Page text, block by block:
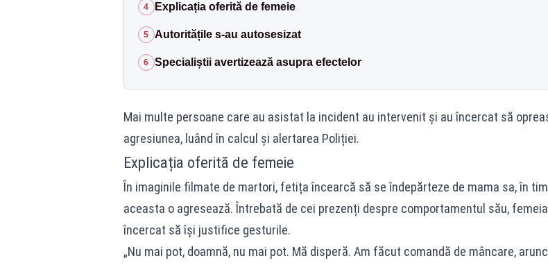
4 Explicația oferită de femeie
5 Autoritățile s-au autosesizat
6 Specialiștii avertizează asupra efectelor
Mai multe persoane care au asistat la incident au intervenit și au încercat să
agresiunea, luând în calcul și alertarea Poliției.
Explicația oferită de femeie
În imaginile filmate de martori, fetița încearcă să se îndepărteze de mama sa, în
aceasta o agresează. Întrebată de cei prezenți despre comportamentul său,
încercat să își justifice gesturile.
„Nu mai pot, doamnă, nu mai pot. Mă disperă. Am făcut comandă de mâncare,